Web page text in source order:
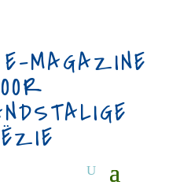
MAGAZINE